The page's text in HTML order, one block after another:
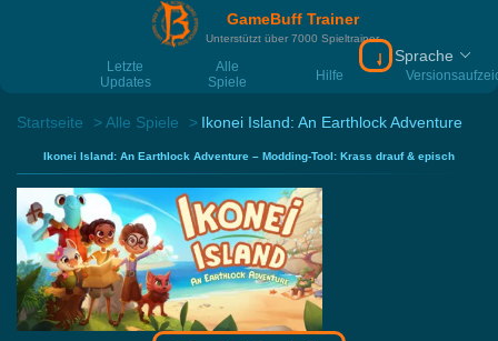
GameBuff Trainer
Unterstützt über 7000 Spieltrainer
Letzte
Updates
Alle
Spiele
Hilfe
Download
Sprache
Startseite Alle Spiele Ikonei Island: An Earthlock Adventure
Ikonei Island: An Earthlock Adventure – Modding-Tool: Krass drauf & episch